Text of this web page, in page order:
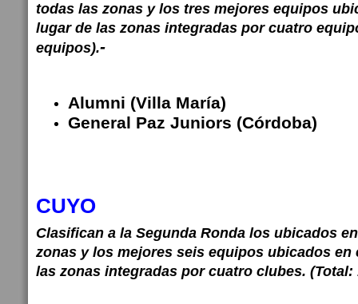
todas las zonas y los tres mejores equipos
lugar de las zonas integradas por cuatro
equipos).-
Alumni (Villa María)
General Paz Juniors (Córdoba)
CUYO
Clasifican a la Segunda Ronda los ubicados
zonas y los mejores seis equipos ubicados en
las zonas integradas por cuatro clubes. (Total: